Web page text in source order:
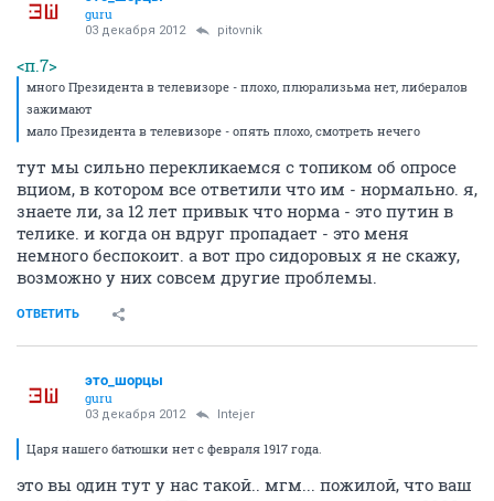
guru
03 декабря 2012 pitovnik
<п.7>
много Президента в телевизоре - плохо, плюрализьма нет, либералов
зажимают
мало Президента в телевизоре - опять плохо, смотреть нечего
тут мы сильно перекликаемся с топиком об опросе
вциом, в котором все ответили что им - нормально. я,
знаете ли, за 12 лет привык что норма - это путин в
телике. и когда он вдруг пропадает - это меня
немного беспокоит. а вот про сидоровых я не скажу,
возможно у них совсем другие проблемы.
ОТВЕТИТЬ
это_шорцы
guru
03 декабря 2012 Intejer
Царя нашего батюшки нет с февраля 1917 года.
это вы один тут у нас такой.. мгм... пожилой, что ваш